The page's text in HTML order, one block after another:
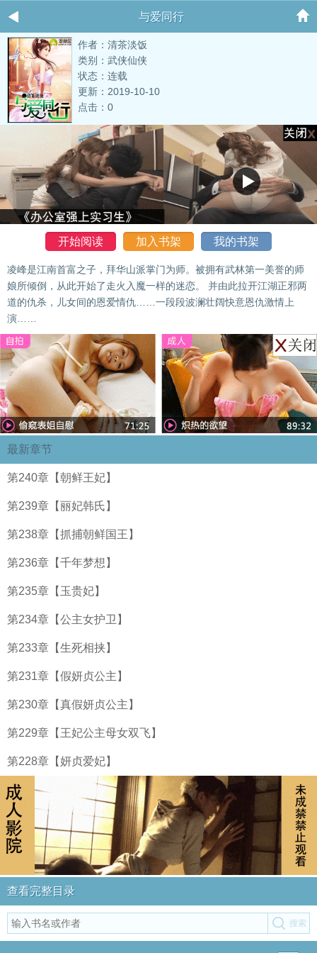
与爱同行
作者：清茶淡饭
类别：武侠仙侠
状态：连载
更新：2019-10-10
点击：0
开始阅读 加入书架 我的书架
凌峰是江南首富之子，拜华山派掌门为师。被拥有武林第一美誉的师
娘所倾倒，从此开始了走火入魔一样的迷恋。 并由此拉开江湖正邪两
道的仇杀，儿女间的恩爱情仇……一段段波澜壮阔快意恩仇激情上
演……
最新章节
第240章【朝鲜王妃】
第239章【丽妃韩氏】
第238章【抓捕朝鲜国王】
第236章【千年梦想】
第235章【玉贵妃】
第234章【公主女护卫】
第233章【生死相挟】
第231章【假妍贞公主】
第230章【真假妍贞公主】
第229章【王妃公主母女双飞】
第228章【妍贞爱妃】
查看完整目录